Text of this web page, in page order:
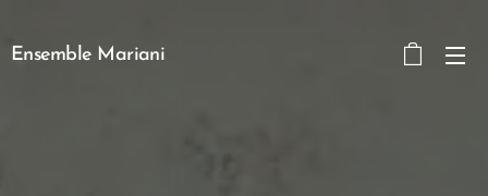
Ensemble Mariani